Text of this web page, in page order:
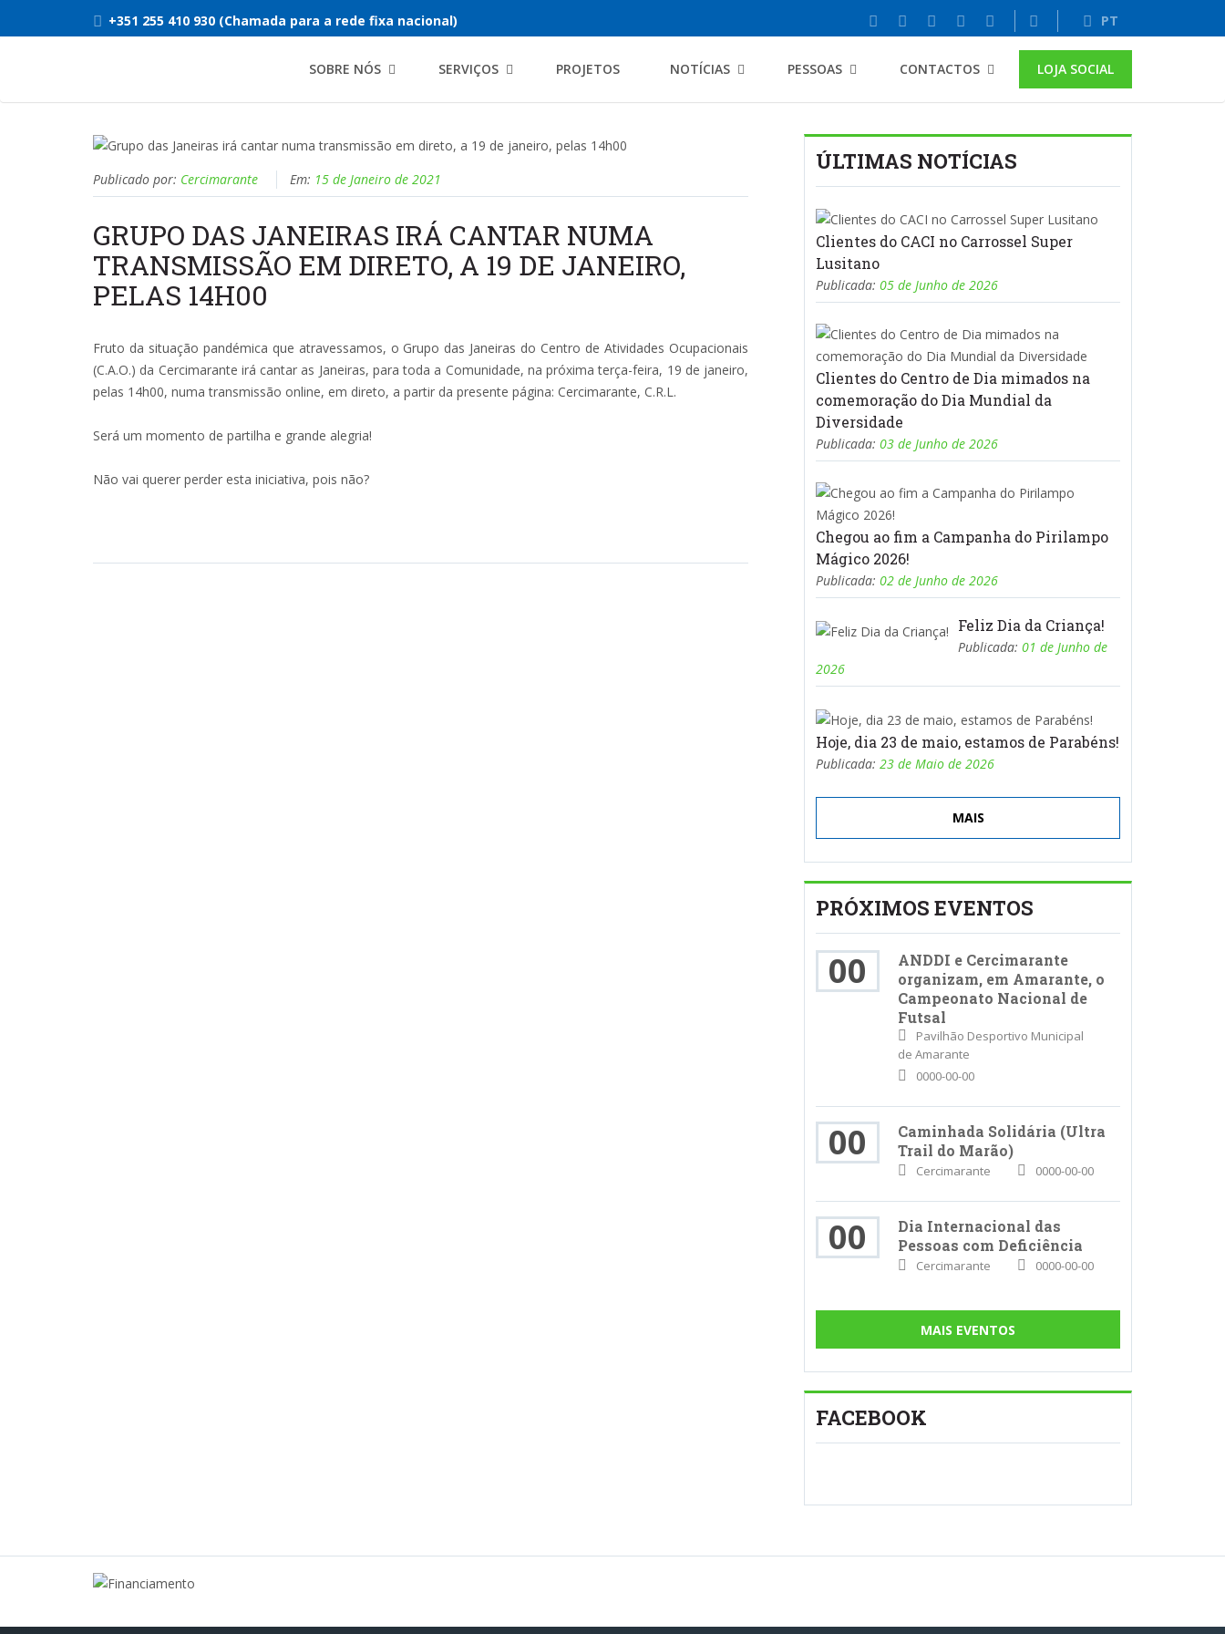
+351 255 410 930 (Chamada para a rede fixa nacional) PT
SOBRE NÓS SERVIÇOS PROJETOS NOTÍCIAS PESSOAS CONTACTOS LOJA SOCIAL
Publicado por: Cercimarante Em: 15 de Janeiro de 2021
GRUPO DAS JANEIRAS IRÁ CANTAR NUMA
TRANSMISSÃO EM DIRETO, A 19 DE JANEIRO,
PELAS 14H00
Fruto da situação pandémica que atravessamos, o Grupo das Janeiras do Centro de Atividades Ocupacionais
(C.A.O.) da Cercimarante irá cantar as Janeiras, para toda a Comunidade, na próxima terça-feira, 19 de janeiro,
pelas 14h00, numa transmissão online, em direto, a partir da presente página: Cercimarante, C.R.L.
Será um momento de partilha e grande alegria!
Não vai querer perder esta iniciativa, pois não?
ÚLTIMAS NOTÍCIAS
Clientes do CACI no Carrossel Super
Lusitano
Publicada: 05 de Junho de 2026
Clientes do Centro de Dia mimados na
comemoração do Dia Mundial da
Diversidade
Publicada: 03 de Junho de 2026
Chegou ao fim a Campanha do Pirilampo
Mágico 2026!
Publicada: 02 de Junho de 2026
Feliz Dia da Criança!
Publicada: 01 de Junho de
2026
Hoje, dia 23 de maio, estamos de Parabéns!
Publicada: 23 de Maio de 2026
MAIS
PRÓXIMOS EVENTOS
00
ANDDI e Cercimarante
organizam, em Amarante, o
Campeonato Nacional de
Futsal
Pavilhão Desportivo Municipal
de Amarante
0000-00-00
00
Caminhada Solidária (Ultra
Trail do Marão)
Cercimarante 0000-00-00
00
Dia Internacional das
Pessoas com Deficiência
Cercimarante 0000-00-00
MAIS EVENTOS
FACEBOOK